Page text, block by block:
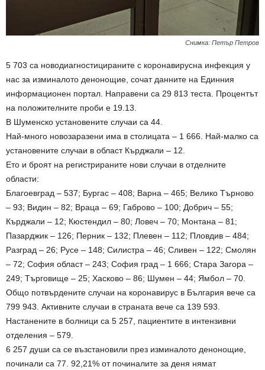
Снимка: Петър Петров
5 703 са новодиагностицираните с коронавирусна инфекция у
нас за изминалото денонощие, сочат данните на Единния
информационен портал. Направени са 29 813 теста. Процентът
на положителните проби е 19.13.
В Шуменско установените случаи са 44.
Най-много новозаразени има в столицата – 1 666. Най-малко са
установените случаи в област Кърджали – 12.
Ето и броят на регистрираните нови случаи в отделните
области:
Благоевград – 537; Бургас – 408; Варна – 465; Велико Търново
– 93; Видин – 82; Враца – 69; Габрово – 100; Добрич – 55;
Кърджали – 12; Кюстендил – 80; Ловеч – 70; Монтана – 81;
Пазарджик – 126; Перник – 132; Плевен – 112; Пловдив – 484;
Разград – 26; Русе – 148; Силистра – 46; Сливен – 122; Смолян
– 72; София област – 243; София град – 1 666; Стара Загора –
249; Търговище – 25; Хасково – 86; Шумен – 44; Ямбол – 70.
Общо потвърдените случаи на коронавирус в България вече са
799 943. Активните случаи в страната вече са 139 593.
Настанените в болници са 5 257, пациентите в интензивни
отделения – 579.
6 257 души са се възстановили през изминалото денонощие,
починали са 77. 92,21% от починалите за деня нямат